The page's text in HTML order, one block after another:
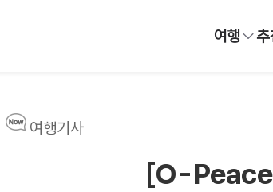
여행
여행기사
[O-Peace